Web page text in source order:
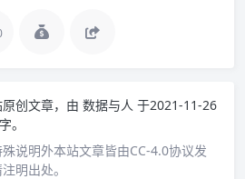
创文章，由 数据与人 于2021-11-26
。
殊说明外本站文章皆由CC-4.0协议发
明出处。